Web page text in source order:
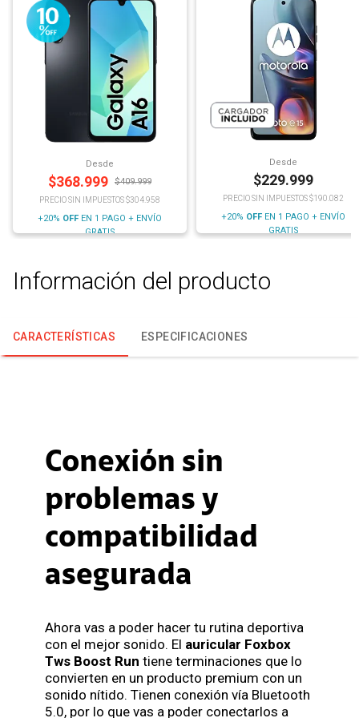
Desde
$368.999 $409.999
PRECIO SIN IMPUESTOS $304.958
+20% OFF EN 1 PAGO + ENVÍO
GRATIS
Desde
$229.999
PRECIO SIN IMPUESTOS $190.082
+20% OFF EN 1 PAGO + ENVÍO
GRATIS
Información del producto
CARACTERÍSTICAS ESPECIFICACIONES
Conexión sin
problemas y
compatibilidad
asegurada
Ahora vas a poder hacer tu rutina deportiva
con el mejor sonido. El auricular Foxbox
Tws Boost Run tiene terminaciones que lo
convierten en un producto premium con un
sonido nítido. Tienen conexión vía Bluetooth
5.0, por lo que vas a poder conectarlos a